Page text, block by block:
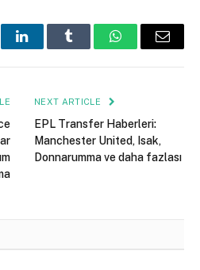
LinkedInTumblr WhatsAppEmail
NEXT ARTICLE
EPL Transfer Haberleri:
Manchester United, Isak,
Donnarumma ve daha fazlası